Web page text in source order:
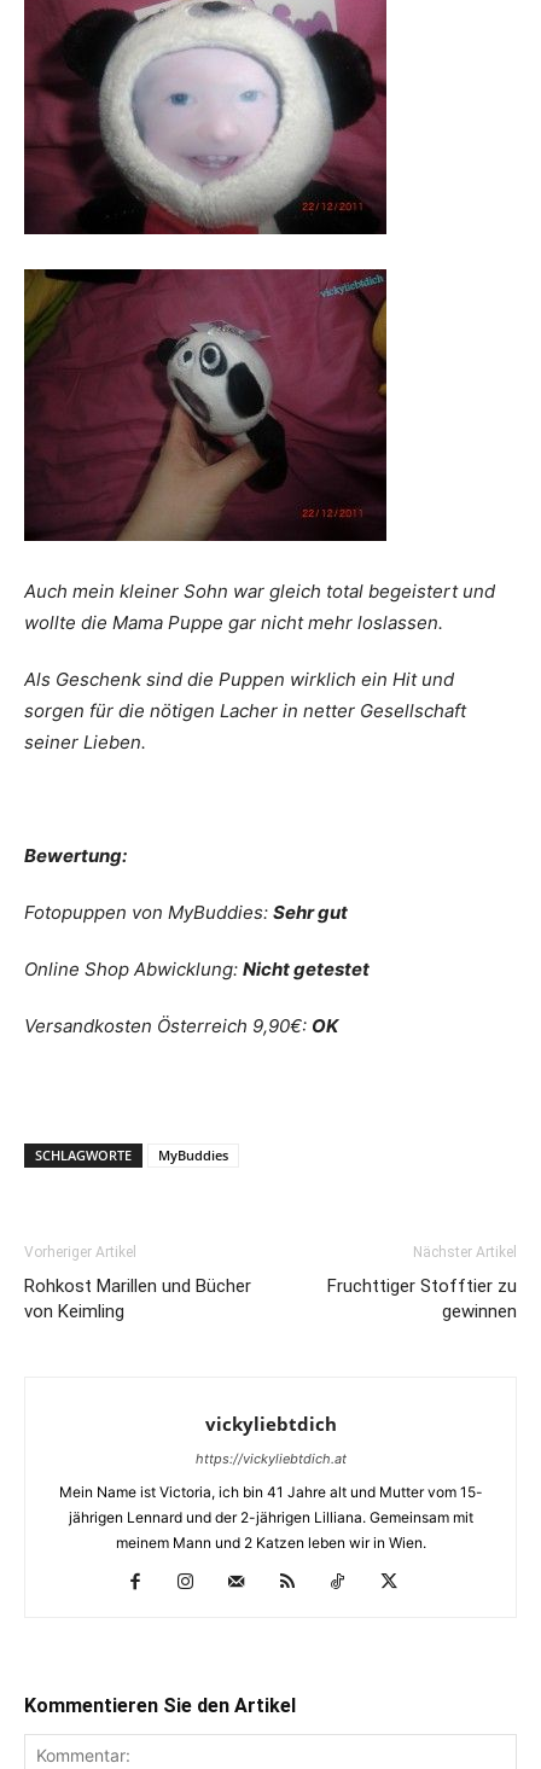
Auch mein kleiner Sohn war gleich total begeistert und
wollte die Mama Puppe gar nicht mehr loslassen.
Als Geschenk sind die Puppen wirklich ein Hit und
sorgen für die nötigen Lacher in netter Gesellschaft
seiner Lieben.
Bewertung:
Fotopuppen von MyBuddies: Sehr gut
Online Shop Abwicklung: Nicht getestet
Versandkosten Österreich 9,90€: OK
SCHLAGWORTE MyBuddies
Vorheriger Artikel
Rohkost Marillen und Bücher
von Keimling
Nächster Artikel
Fruchttiger Stofftier zu
gewinnen
vickyliebtdich
https://vickyliebtdich.at
Mein Name ist Victoria, ich bin 41 Jahre alt und Mutter vom 15-
jährigen Lennard und der 2-jährigen Lilliana. Gemeinsam mit
meinem Mann und 2 Katzen leben wir in Wien.
Kommentieren Sie den Artikel